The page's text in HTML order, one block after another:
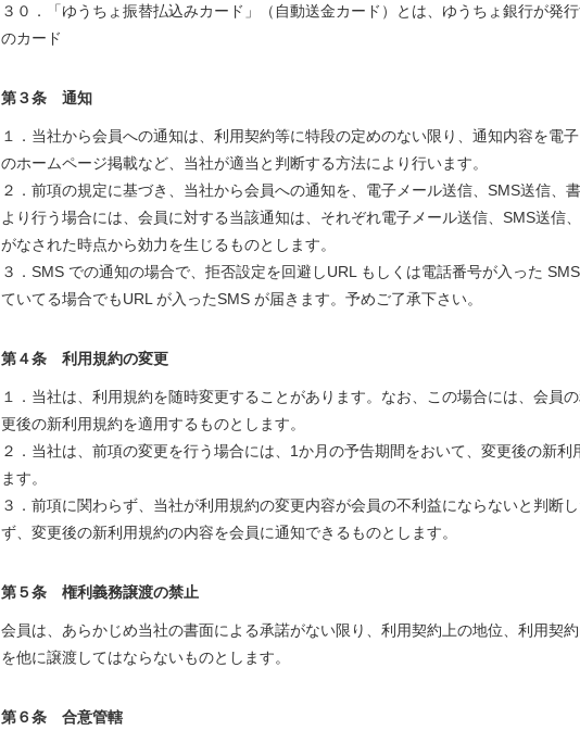
３０．「ゆうちょ振替払込みカード」（自動送金カード）とは、ゆうちょ銀行が発
のカード
第３条 通知
１．当社から会員への通知は、利用契約等に特段の定めのない限り、通知内容を電
のホームページ掲載など、当社が適当と判断する方法により行います。
２．前項の規定に基づき、当社から会員への通知を、電子メール送信、SMS送信、
より行う場合には、会員に対する当該通知は、それぞれ電子メール送信、SMS送信
がなされた時点から効力を生じるものとします。
３．SMS での通知の場合で、拒否設定を回避しURL もしくは電話番号が入った
ていてる場合でもURL が入ったSMS が届きます。予めご了承下さい。
第４条 利用規約の変更
１．当社は、利用規約を随時変更することがあります。なお、この場合には、会員
更後の新利用規約を適用するものとします。
２．当社は、前項の変更を行う場合には、1か月の予告期間をおいて、変更後の新
ます。
３．前項に関わらず、当社が利用規約の変更内容が会員の不利益にならないと判断
ず、変更後の新利用規約の内容を会員に通知できるものとします。
第５条 権利義務譲渡の禁止
会員は、あらかじめ当社の書面による承諾がない限り、利用契約上の地位、利用契
を他に譲渡してはならないものとします。
第６条 合意管轄